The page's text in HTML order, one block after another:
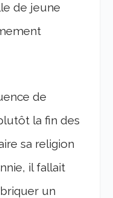
de jeune
de
la fin des
sa religion
il fallait
un